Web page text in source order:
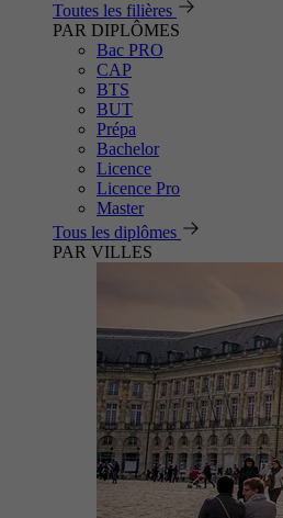
Toutes les filières
PAR DIPLÔMES
Bac PRO
CAP
BTS
BUT
Prépa
Bachelor
Licence
Licence Pro
Master
Tous les diplômes
PAR VILLES